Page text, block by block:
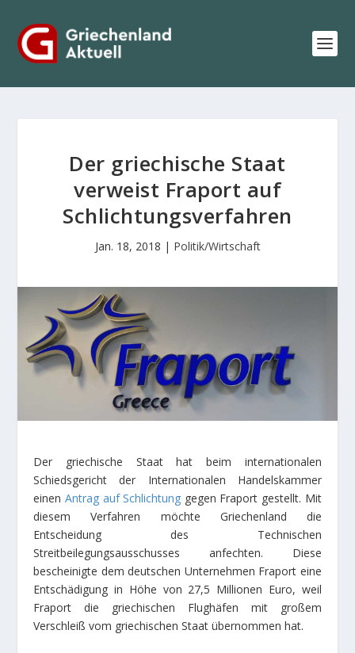
Der griechische Staat
verweist Fraport auf
Schlichtungsverfahren
Jan. 18, 2018 | Politik/Wirtschaft
Der griechische Staat hat beim internationalen
Schiedsgericht der Internationalen Handelskammer
einenAntrag auf Schlichtung gegen Fraport gestellt. Mit
diesem Verfahren möchte Griechenland die
Entscheidung des Technischen
Streitbeilegungsausschusses anfechten. Diese
bescheinigte dem deutschen Unternehmen Fraport eine
Entschädigung in Höhe von 27,5 Millionen Euro, weil
Fraport die griechischen Flughäfen mit großem
Verschleiß vom griechischen Staat übernommen hat.